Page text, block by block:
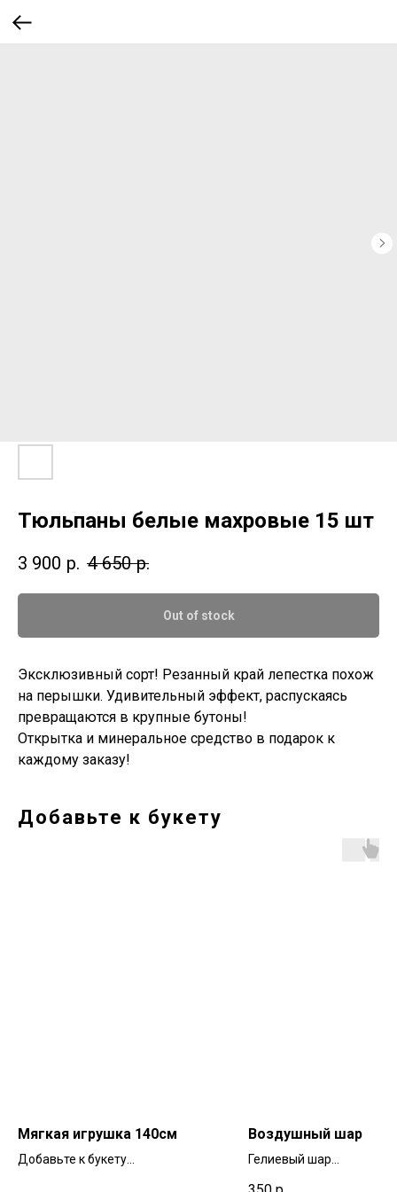
Тюльпаны белые махровые 15 шт
3 900 р. 4 650 р.
Out of stock
Эксклюзивный сорт! Резанный край лепестка похож
на перышки. Удивительный эффект, распускаясь
превращаются в крупные бутоны!
Открытка и минеральное средство в подарок к
каждому заказу!
Добавьте к букету
Мягкая игрушка 140см
Добавьте к букету
Воздушный шар
Гелиевый шар